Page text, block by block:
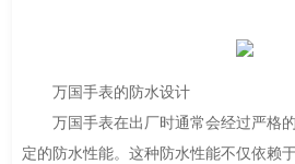
万国手表的防水设计
万国手表在出厂时通常会经过严格的
定的防水性能。这种防水性能不仅依赖